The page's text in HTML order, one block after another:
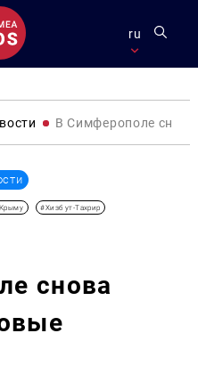
ru
В Симферополе
#Хизб ут-Тахрир
снова